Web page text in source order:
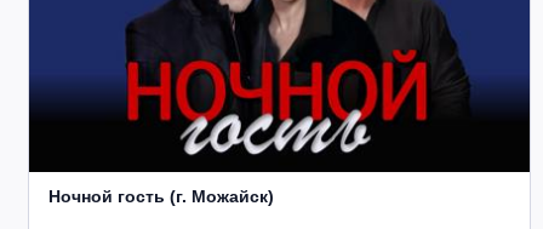
Ночной гость (г. Можайск)